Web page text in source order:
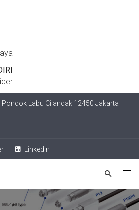
Pondok Labu Cilandak 12450 Jakarta
LinkedIn